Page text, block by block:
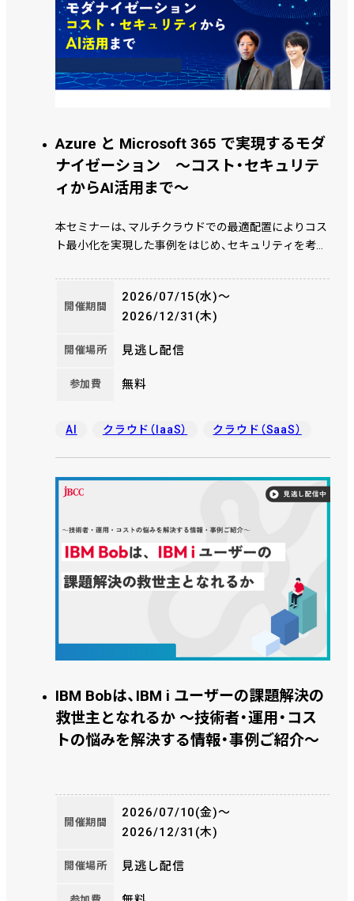
Azure と Microsoft 365 で実現するモダ
ナイゼーション ～コスト・セキュリテ
ィからAI活用まで～
本セミナーは、マルチクラウドでの最適配置によりコス
ト最小化を実現した事例をはじめ、セキュリティを考慮
365 の利活用やAIへの取り組みについてご紹介いたし
ます。
開催期間
2026/07/15(水)〜
2026/12/31(木)
開催場所 見逃し配信
参加費 無料
AI クラウド（IaaS） クラウド（SaaS）
IBM Bobは、IBM i ユーザーの課題解決の
救世主となれるか ～技術者・運用・コス
トの悩みを解決する情報・事例ご紹介～
開催期間
2026/07/10(金)〜
2026/12/31(木)
開催場所 見逃し配信